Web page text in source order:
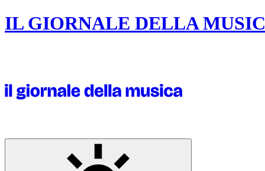
IL GIORNALE DELLA